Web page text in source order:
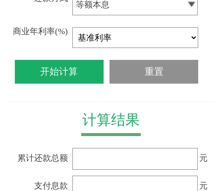
等额本息
商业年利率(%)
计算结果
累计还款总额 元
支付息款 元